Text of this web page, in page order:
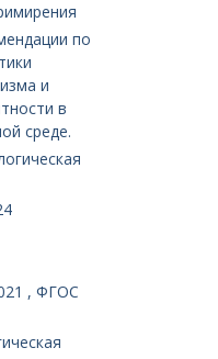
по
и
в
среде.
, ФГОС